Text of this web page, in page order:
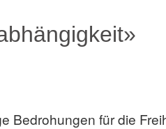
Bedrohungen für die